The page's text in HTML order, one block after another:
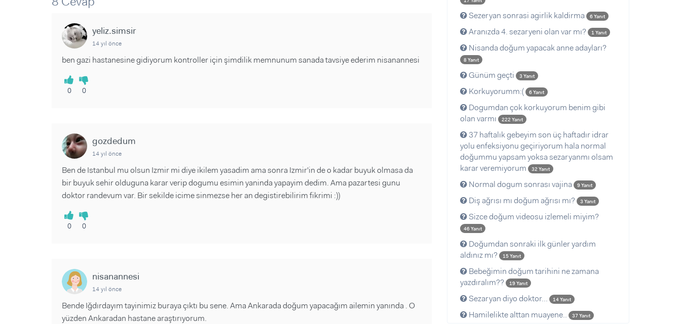
Sorular ve Yanıtlar
yeliz.simsir
14 yıl önce
ben gazi hastanesine gidiyorum kontroller için şimdilik memnunum sanada tavsiye ederim nisanannesi
0 0
gozdedum
14 yıl önce
Ben de Istanbul mu olsun Izmir mi diye ikilem yasadim ama sonra Izmir'in de o kadar buyuk olmasa da
bir buyuk sehir olduguna karar verip dogumu esimin yaninda yapayim dedim. Ama pazartesi gunu
doktor randevum var. Bir sekilde icime sinmezse her an degistirebilirim fikrimi :))
0 0
nisanannesi
14 yıl önce
Bende Iğdırdayım tayinimiz buraya çıktı bu sene. Ama Ankarada doğum yapacağım ailemin yanında . O
yüzden Ankaradan hastane araştırıyorum.
Sezeryan sonrasi agirlik kaldirma 6 Yanıt
Aranızda 4. sezaryeni olan var mı? 1 Yanıt
Nisanda doğum yapacak anne adayları?
8 Yanıt
Günüm geçti 3 Yanıt
Korkuyorumm:( 6 Yanıt
Dogumdan çok korkuyorum benim gibi
olan varmı
222 Yanıt
37 haftalık gebeyim son üç haftadır idrar
yolu enfeksiyonu geçiriyorum hala normal
doğummu yapsam yoksa sezaryanmı olsam
karar veremiyorum
32 Yanıt
Normal dogum sonrası vajina 9 Yanıt
Diş ağrısı mı doğum ağrısı mı? 3 Yanıt
Sizce doğum videosu izlemeli miyim?
46 Yanıt
Doğumdan sonraki ilk günler yardım
aldınız mı?
15 Yanıt
Bebeğimin doğum tarihini ne zamana
yazdıralım??
19 Yanıt
Sezaryan diyo doktor... 14 Yanıt
Hamilelikte alttan muayene.. 37 Yanıt